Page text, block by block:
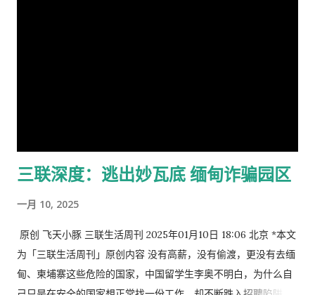
量池中，此时的流量分发人数只有数百人。如果视频在种子流量
池中有很好的完播率，那么接下来才会被推荐给更多人；如果各
是分级的，每一级都有不同的用户规模和推荐要求。 种子流量池
中的优质视频才会获得叠加推荐，此时会进入到更高一级的初级
流量池中，能够获得好的完播率和互动量的视频会紧接着推荐到
中级流量池。以此类推，再到高级流量池。 这种多级流量池的设
计，让优质的短视频内容可以获得更多的曝光。 延后曝光 偶尔也
三联深度：逃出妙瓦底 缅甸诈骗园区
一月 10, 2025
原创 飞天小豚 三联生活周刊 2025年01月10日 18:06 北京 *本文
为「三联生活周刊」原创内容 没有高薪，没有偷渡，更没有去缅
甸、柬埔寨这些危险的国家，中国留学生李奥不明白，为什么自